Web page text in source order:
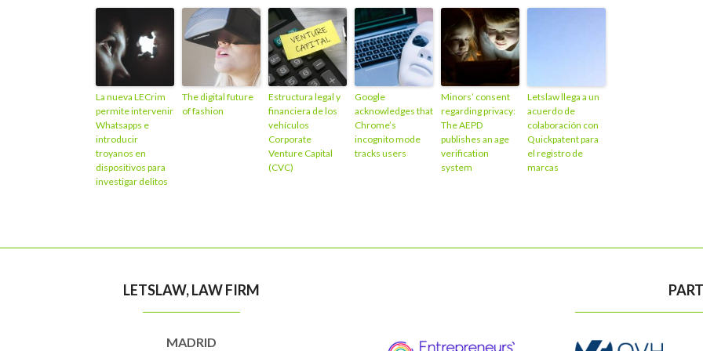
La nueva LECrim
permite intervenir
Whatsapps e
introducir
troyanos en
dispositivos para
investigar delitos
The digital future
of fashion
Estructura legal y
financiera de los
vehículos
Corporate
Venture Capital
(CVC)
Google
acknowledges that
Chrome’s
incognito mode
tracks users
Minors’ consent
regarding privacy:
The AEPD
publishes an age
verification
system
Letslaw llega a un
acuerdo de
colaboración con
Quickpatent para
el registro de
marcas
LETSLAW, LAW FIRM
MADRID